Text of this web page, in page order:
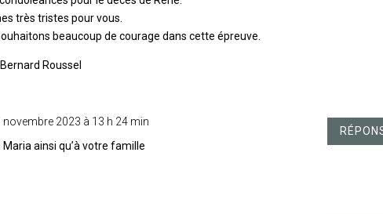
très tristes pour vous.
beaucoup de courage dans cette épreuve.
Roussel
novembre 2023 à 13 h 24 min
ainsi qu’à votre famille